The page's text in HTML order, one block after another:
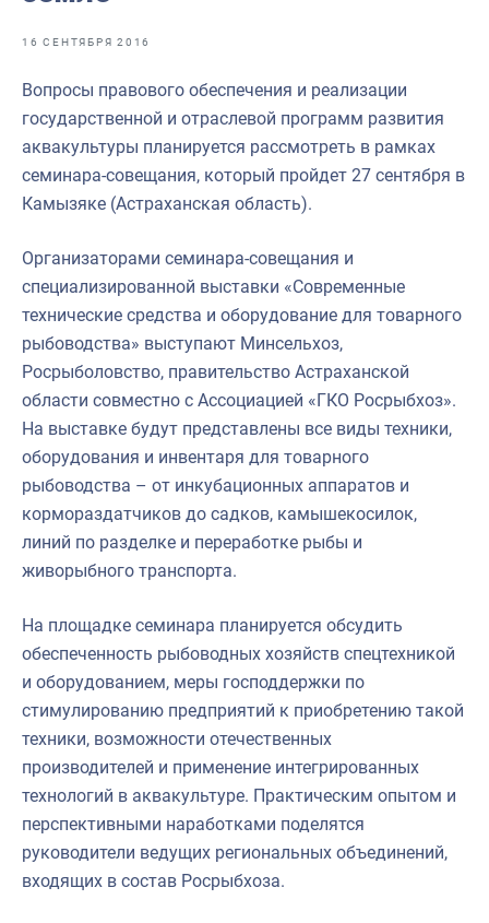
Научно-практическая литература
Отрасль в цифрах
Большая африканская экспедиция
Укрепление духовно-нравственных ценностей
События в России и мире
16 СЕНТЯБРЯ 2016
Вопросы правового обеспечения и реализации
государственной и отраслевой программ развития
аквакультуры планируется рассмотреть в рамках
семинара-совещания, который пройдет 27 сентября в
Камызяке (Астраханская область).
Организаторами семинара-совещания и
специализированной выставки «Современные
технические средства и оборудование для товарного
рыбоводства» выступают Минсельхоз,
Росрыболовство, правительство Астраханской
области совместно с Ассоциацией «ГКО Росрыбхоз».
На выставке будут представлены все виды техники,
оборудования и инвентаря для товарного
рыбоводства – от инкубационных аппаратов и
кормораздатчиков до садков, камышекосилок,
линий по разделке и переработке рыбы и
живорыбного транспорта.
На площадке семинара планируется обсудить
обеспеченность рыбоводных хозяйств спецтехникой
и оборудованием, меры господдержки по
стимулированию предприятий к приобретению такой
техники, возможности отечественных
производителей и применение интегрированных
технологий в аквакультуре. Практическим опытом и
перспективными наработками поделятся
руководители ведущих региональных объединений,
входящих в состав Росрыбхоза.